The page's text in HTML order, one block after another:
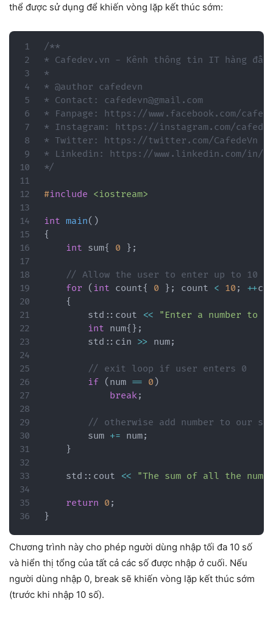
thể được sử dụng để khiến vòng lặp kết thúc sớm:
/**
* Cafedev.vn - Kênh thông tin IT hàng đầu
*
* @author cafedevn
* Contact: cafedevn@gmail.com
* Fanpage: https://www.facebook.com/
* Instagram: https://instagram.com/
* Twitter: https://twitter.com/CafedeVn
* Linkedin: https://www.linkedin.com/in/
*/
#include <iostream>
int main( )
{
int sum{ 0 } ;
// Allow the user to enter up to 10
for
( int count{ 0 } ; count < 10 ; ++
{
        std
:: cout <<
"Enter a number to
int num{ } ;
        std
:: cin >> num;
// exit loop if user enters 0
if ( num == 0 )
break;
// otherwise add number to our
        sum
+= num;
}
    std
:: cout << "The sum of all the
return 0 ;
}
Chương trình này cho phép người dùng nhập tối đa 10 số
và hiển thị tổng của tất cả các số được nhập ở cuối. Nếu
người dùng nhập 0, break sẽ khiến vòng lặp kết thúc sớm
(trước khi nhập 10 số).